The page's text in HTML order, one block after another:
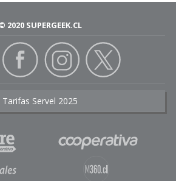
© 2020 SUPERGEEK.CL
Tarifas Servel 2025